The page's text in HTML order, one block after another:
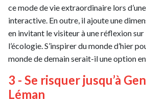
ce mode de vie extraordinaire lors
interactive. En outre, il ajoute une
en invitant le visiteur à une réflexion sur
l’écologie. S’inspirer du monde d’hier
monde de demain serait-il une option
3 - Se risquer jusqu’à
Léman